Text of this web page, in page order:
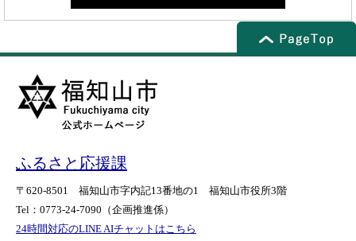
ふるさと応援課
〒620-8501 福知山市字内記13番地の1 福知山市役所3階
Tel：0773-24-7090 （企画推進係）
24時間対応のLINE AIチャットはこちら